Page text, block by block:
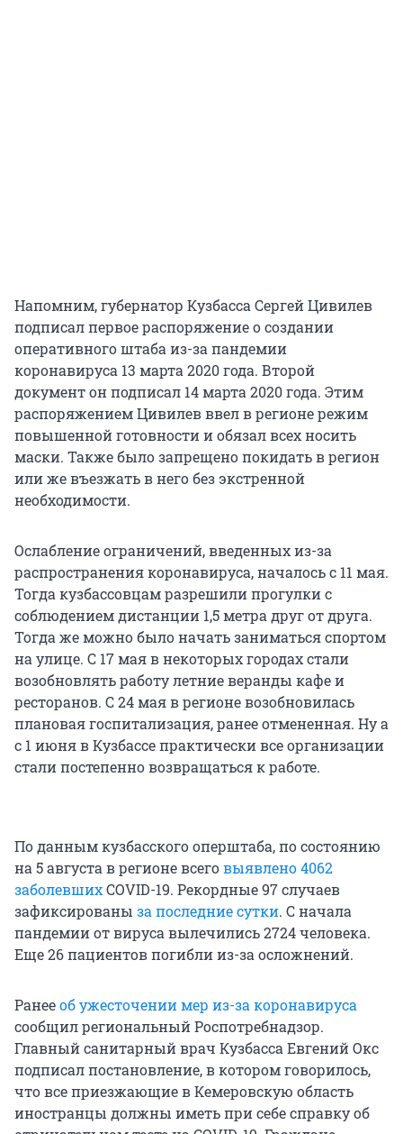
Напомним, губернатор Кузбасса Сергей Цивилев
подписал первое распоряжение о создании
оперативного штаба из-за пандемии
коронавируса 13 марта 2020 года. Второй
документ он подписал 14 марта 2020 года. Этим
распоряжением Цивилев ввел в регионе режим
повышенной готовности и обязал всех носить
маски. Также было запрещено покидать в регион
или же въезжать в него без экстренной
необходимости.
Ослабление ограничений, введенных из-за
распространения коронавируса, началось с 11 мая.
Тогда кузбассовцам разрешили прогулки с
соблюдением дистанции 1,5 метра друг от друга.
Тогда же можно было начать заниматься спортом
на улице. С 17 мая в некоторых городах стали
возобновлять работу летние веранды кафе и
ресторанов. С 24 мая в регионе возобновилась
плановая госпитализация, ранее отмененная. Ну а
с 1 июня в Кузбассе практически все организации
стали постепенно возвращаться к работе.
По данным кузбасского оперштаба, по состоянию
на 5 августа в регионе всеговыявлено 4062
заболевшихCOVID-19. Рекордные 97 случаев
зафиксированы за последние сутки. С начала
пандемии от вируса вылечились 2724 человека.
Еще 26 пациентов погибли из-за осложнений.
Ранееоб ужесточении мер из-за коронавируса
сообщил региональный Роспотребнадзор.
Главный санитарный врач Кузбасса Евгений Окс
подписал постановление, в котором говорилось,
что все приезжающие в Кемеровскую область
иностранцы должны иметь при себе справку об